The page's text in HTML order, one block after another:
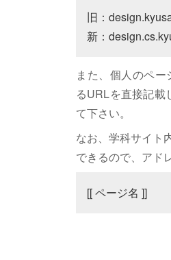
旧：
新：
また、個人のペ
るURLを直接記載
て下さい。
なお、学科サイト
できるので、アド
[[ ページ名 ]]